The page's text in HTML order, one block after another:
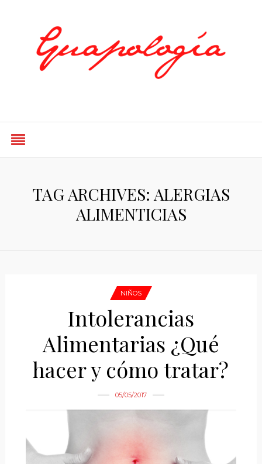
TAG ARCHIVES: ALERGIAS
ALIMENTICIAS
NIÑOS
Intolerancias
Alimentarias ¿Qué
hacer y cómo tratar?
05/05/2017